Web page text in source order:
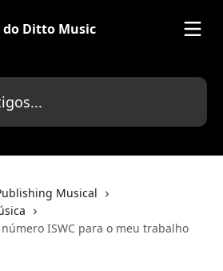
Musical
ISWC para o meu trabalho